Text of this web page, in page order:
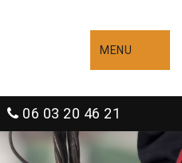
MENU
06 03 20 46 21